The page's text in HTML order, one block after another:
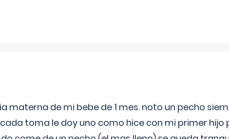
materna de mi bebe de 1 mes. noto un pecho
toma le doy uno como hice con mi primer hijo